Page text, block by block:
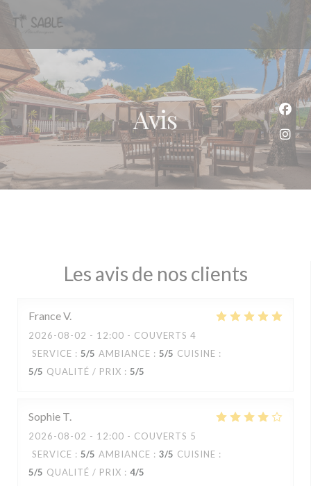
Avis
Les avis de nos clients
FranceV
2026-08-02 - 12:00 - COUVERTS 4
SERVICE : 5/5 AMBIANCE : 5/5 CUISINE :
5/5 QUALITÉ / PRIX : 5/5
Sophie T
2026-08-02 - 12:00 - COUVERTS 5
SERVICE : 5/5 AMBIANCE : 3/5 CUISINE :
5/5 QUALITÉ / PRIX : 4/5